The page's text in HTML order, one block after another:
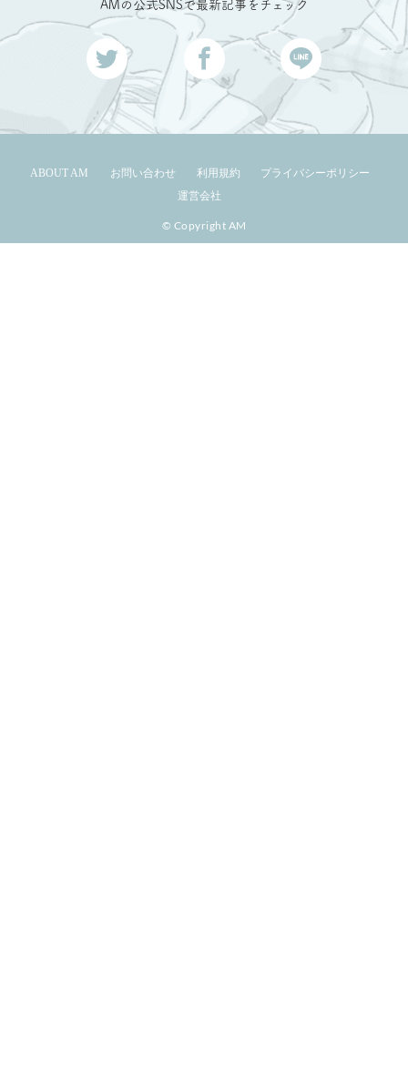
AMの公式SNSで最新記事をチェック
ABOUT AM お問い合わせ 利用規約
プライバシーポリシー
運営会社
© Copyright AM